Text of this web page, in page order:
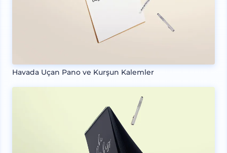
Havada Uçan Pano ve Kurşun Kalemler